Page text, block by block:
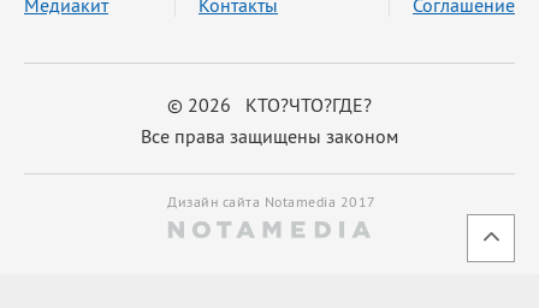
© 2026 КТО?ЧТО?ГДЕ?
Все права защищены законом
Дизайн сайта Notamedia 2017